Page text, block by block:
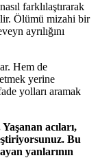
farklılaştırarak
Ölümü mizahi bir
ayrılığını
Hem de
yerine
yolları aramak
acıları,
Bu
yanlarının